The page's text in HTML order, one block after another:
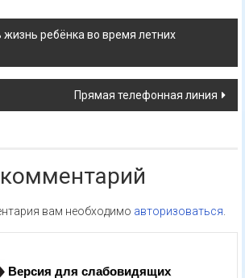
жизнь ребёнка во время летних
Прямая телефонная линия
вам необходимо авторизоваться
Версия для слабовидящих